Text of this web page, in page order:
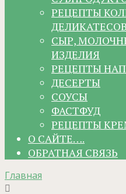
РЕЦЕПТЫ
СЫР,
ИЗДЕЛИЯ
РЕЦЕПТЫ
ДЕСЕРТЫ
СОУСЫ
ФАСТФУД
РЕЦЕПТЫ
О САЙТЕ….
ОБРАТНАЯ СВЯЗЬ
Главная